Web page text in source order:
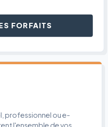
FORFAITS
professionnel ou e-
l'ensemble de vos